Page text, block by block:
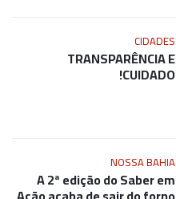
CIDADES
TRANSPARÊNCIA E
CUIDADO!
NOSSA BAHIA
A 2ª edição do Saber em